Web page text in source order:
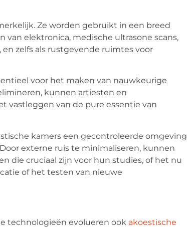
Ze worden gebruikt in een breed
van elektronica, medische ultrasone scans,
zelfs als rustgevende ruimtes voor
voor het maken van nauwkeurige
kunnen artiesten en
vastleggen van de pure essentie van
kamers een gecontroleerde omgeving
externe ruis te minimaliseren, kunnen
die cruciaal zijn voor hun studies, of het nu
of het testen van nieuwe
technologieën evolueren ook akoestische